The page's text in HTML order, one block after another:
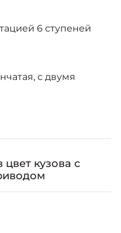
6 ступеней
с двумя
кузова с